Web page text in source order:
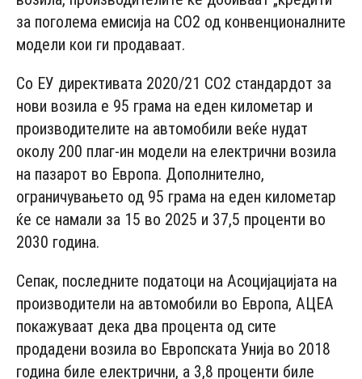
за поголема емисија на CO2 од конвенционалните
модели кои ги продаваат.
Со ЕУ директивата 2020/21 CO2 стандардот за
нови возила е 95 грама на еден километар и
производителите на автомобили веќе нудат
околу 200 плаг-ин модели на електрични возила
на пазарот во Европа. Дополнително,
ограничувањето од 95 грама на еден километар
ќе се намали за 15 во 2025 и 37,5 проценти во
2030 година.
Сепак, последните податоци на Асоцијацијата на
производители на автомобили во Европа, АЦЕА
покажуваат дека два процента од сите
продадени возила во Европската Унија во 2018
година биле електрични, а 3,8 проценти биле